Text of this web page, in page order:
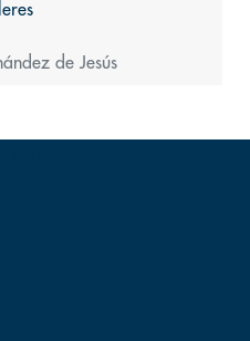
de Jesús